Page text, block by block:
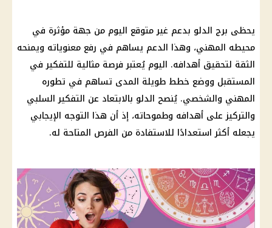
يحظى برج الدلو بدعم غير متوقع اليوم من جهة مؤثرة في
محيطه المهني، وهذا الدعم يساهم في رفع معنوياته ويمنحه
الثقة لتحقيق أهدافه. اليوم يُعتبر فرصة مثالية للتفكير في
المستقبل ووضع خطط طويلة المدى تساهم في تطوره
المهني والشخصي. يُنصح الدلو بالابتعاد عن التفكير السلبي
والتركيز على أهدافه وطموحاته، إذ أن هذا التوجه الإيجابي
يجعله أكثر استعدادًا للاستفادة من الفرص المتاحة له.